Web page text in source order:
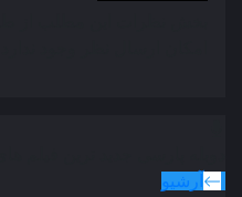
آرشیو